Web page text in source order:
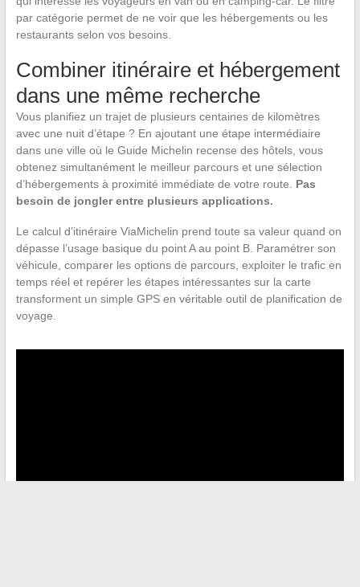
par catégorie permet de ne voir que les hébergements ou les
restaurants selon vos besoins.
Combiner itinéraire et hébergement
dans une même recherche
Vous planifiez un trajet de plusieurs centaines de kilomètres
avec une nuit d’étape ? En ajoutant une étape intermédiaire
dans une ville où le Guide Michelin recense des hôtels, vous
obtenez simultanément le meilleur parcours et une sélection
d’hébergements à proximité immédiate de votre route. Pas
besoin de jongler entre plusieurs applications.
Le calcul d’itinéraire ViaMichelin prend toute sa valeur quand on
dépasse l’usage basique du point A au point B. Paramétrer son
véhicule, comparer les options de parcours, exploiter le trafic en
temps réel et repérer les étapes intéressantes sur la carte
transforment un simple GPS en véritable outil de planification de
voyage.